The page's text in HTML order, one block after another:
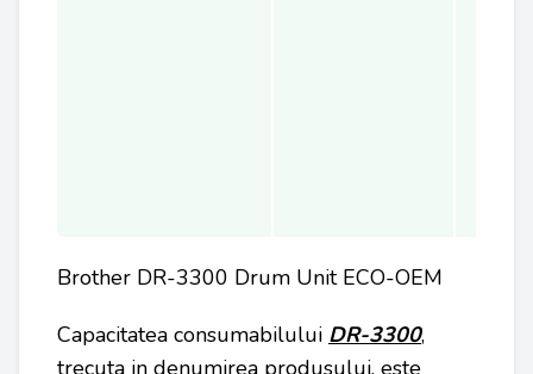
Brother DR-3300 Drum Unit ECO-OEM
Capacitatea consumabilului DR-3300,
trecuta in denumirea produsului, este